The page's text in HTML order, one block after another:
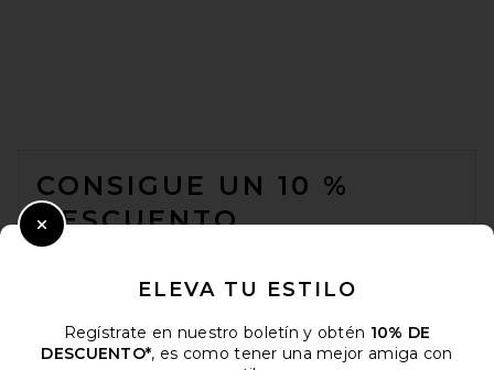
CONSIGUE UN 10 %
DESCUENTO
electrónico. Puede retirarse en cualquier momento.
Email Address
ELEVA TU ESTILO
Regístrate en nuestro boletín y obtén 10% DE
DESCUENTO*, es como tener una mejor amiga con
Close Modal